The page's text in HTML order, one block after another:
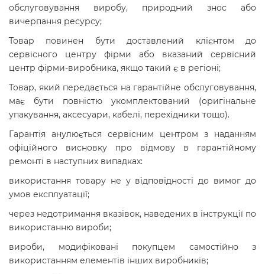
обслуговування виробу, природний знос або
вичерпання ресурсу;
Товар повинен бути доставлений клієнтом до
сервісного центру фірми або вказаний сервісний
центр фірми-виробника, якщо такий є в регіоні;
Товар, який передається на гарантійне обслуговування,
має бути повністю укомплектований (оригінальне
упакування, аксесуари, кабелі, перехідники тощо).
Гарантія анулюється сервісним центром з наданням
офіційного висновку про відмову в гарантійному
ремонті в наступних випадках:
використання товару не у відповідності до вимог до
умов експлуатації;
через недотримання вказівок, наведених в інструкції по
використанню вироби;
вироби, модифіковані покупцем самостійно з
використанням елементів інших виробників;